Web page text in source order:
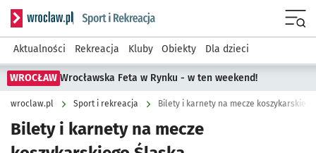
Serwis informacyjny wroclaw.pl podserwis: Sport i rekreacja
Aktualności Rekreacja Kluby Obiekty Dla dzieci
WROCŁAW Wrocławska Feta w Rynku - w ten weekend!
wroclaw.pl Sport i rekreacja Bilety i karnety na mecze
Bilety i karnety na mecze